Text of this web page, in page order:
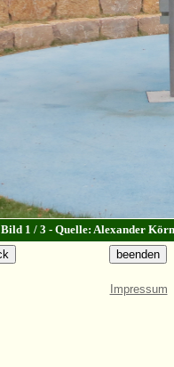
Bild 1 / 3 - Quelle: Alexander
Impressum